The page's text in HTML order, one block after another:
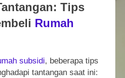
Tips
Rumah
subsidi, beberapa tips
tantangan saat ini: